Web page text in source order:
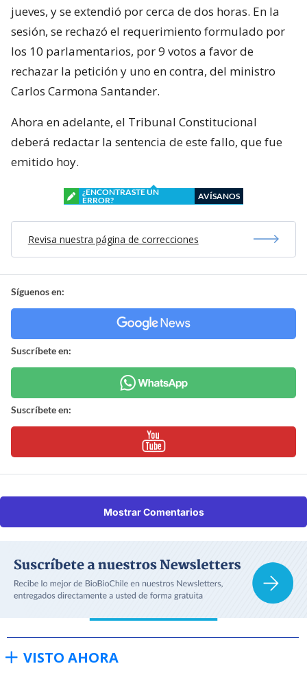
jueves, y se extendió por cerca de dos horas. En la
sesión, se rechazó el requerimiento formulado por
los 10 parlamentarios, por 9 votos a favor de
rechazar la petición y uno en contra, del ministro
Carlos Carmona Santander.
Ahora en adelante, el Tribunal Constitucional
deberá redactar la sentencia de este fallo, que fue
emitido hoy.
¿ENCONTRASTE UN
ERROR?
AVÍSANOS
Revisa nuestra página de correcciones
Síguenos en:
Suscríbete en:
Suscríbete en:
Mostrar Comentarios
VISTO AHORA